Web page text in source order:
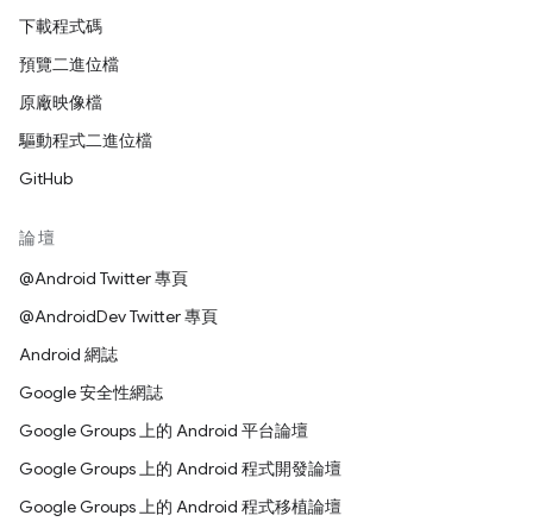
下載程式碼
預覽二進位檔
原廠映像檔
驅動程式二進位檔
GitHub
論壇
@Android Twitter 專頁
@AndroidDev Twitter 專頁
Android 網誌
Google 安全性網誌
Google Groups 上的 Android 平台論壇
Google Groups 上的 Android 程式開發論壇
Google Groups 上的 Android 程式移植論壇